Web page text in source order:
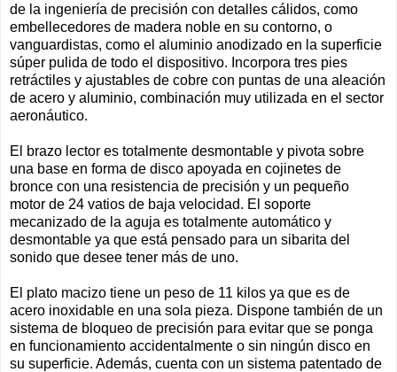
de la ingeniería de precisión con detalles cálidos, como
embellecedores de madera noble en su contorno, o
vanguardistas, como el aluminio anodizado en la superficie
súper pulida de todo el dispositivo. Incorpora tres pies
retráctiles y ajustables de cobre con puntas de una aleación
de acero y aluminio, combinación muy utilizada en el sector
aeronáutico.
El brazo lector es totalmente desmontable y pivota sobre
una base en forma de disco apoyada en cojinetes de
bronce con una resistencia de precisión y un pequeño
motor de 24 vatios de baja velocidad. El soporte
mecanizado de la aguja es totalmente automático y
desmontable ya que está pensado para un sibarita del
sonido que desee tener más de uno.
El plato macizo tiene un peso de 11 kilos ya que es de
acero inoxidable en una sola pieza. Dispone también de un
sistema de bloqueo de precisión para evitar que se ponga
en funcionamiento accidentalmente o sin ningún disco en
su superficie. Además, cuenta con un sistema patentado de